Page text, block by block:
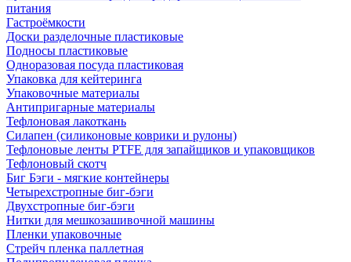
питания
Гастроёмкости
Доски разделочные пластиковые
Подносы пластиковые
Одноразовая посуда пластиковая
Упаковка для кейтеринга
Упаковочные материалы
Антипригарные материалы
Тефлоновая лакоткань
Силапен (силиконовые коврики и рулоны)
Тефлоновые ленты PTFE для запайщиков и упаковщиков
Тефлоновый скотч
Биг Бэги - мягкие контейнеры
Четырехстропные биг-бэги
Двухстропные биг-бэги
Нитки для мешкозашивочной машины
Пленки упаковочные
Стрейч пленка паллетная